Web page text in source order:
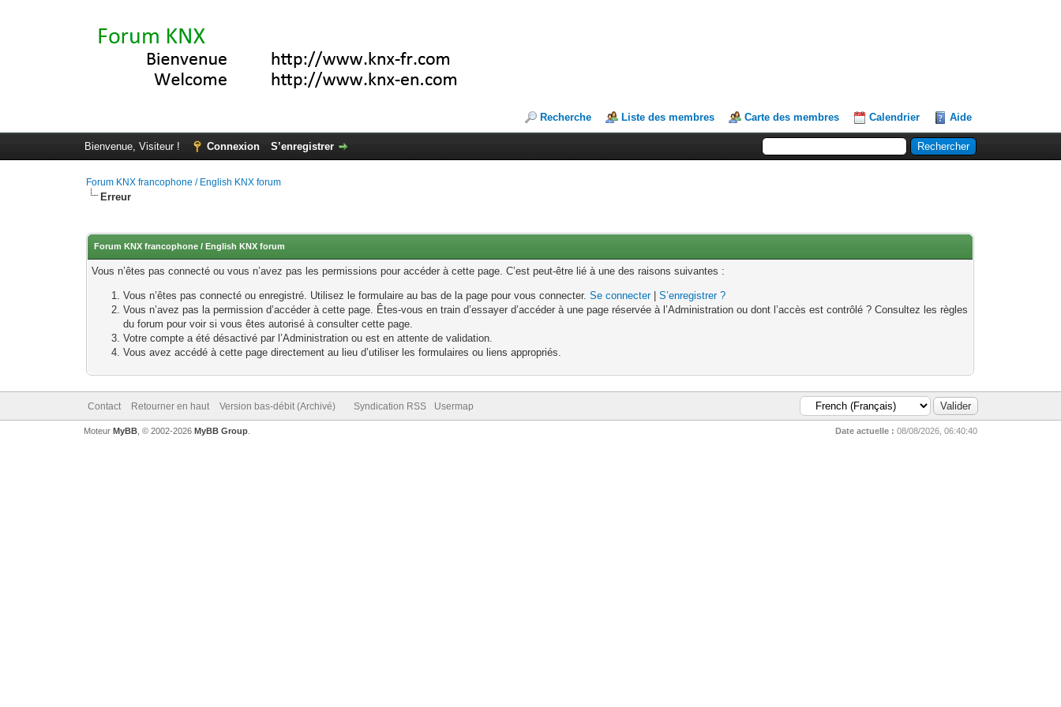
Recherche Liste des membres Carte des membres Calendrier Aide
Bienvenue, Visiteur ! Connexion S’enregistrer
Forum KNX francophone / English KNX forum
Erreur
Forum KNX francophone / English KNX forum
Vous n’êtes pas connecté ou vous n’avez pas les permissions pour accéder à cette page. C’est peut-être lié à une des raisons suivantes :
Vous n’êtes pas connecté ou enregistré. Utilisez le formulaire au bas de la page pour vous connecter.Se connecter|S’enregistrer ?
Vous n’avez pas la permission d’accéder à cette page. Êtes-vous en train d’essayer d’accéder à une page réservée à l’Administration ou dont l’accès est contrôlé ? Consultez les règles
du forum pour voir si vous êtes autorisé à consulter cette page.
Votre compte a été désactivé par l’Administration ou est en attente de validation.
Vous avez accédé à cette page directement au lieu d’utiliser les formulaires ou liens appropriés.
Contact Retourner en haut Version bas-débit (Archivé) Syndication RSS Usermap
Date actuelle : 08/08/2026, 06:40:40
Moteur MyBB, © 2002-2026 MyBB Group.